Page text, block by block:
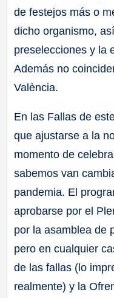
de festejos más o
dicho organismo,
preselecciones y la
Además no
València.
En las Fallas de
que ajustarse a la
momento de
sabemos van
pandemia. El
aprobarse por el
por la asamblea de
pero en cualquier
de las fallas (lo
realmente) y la